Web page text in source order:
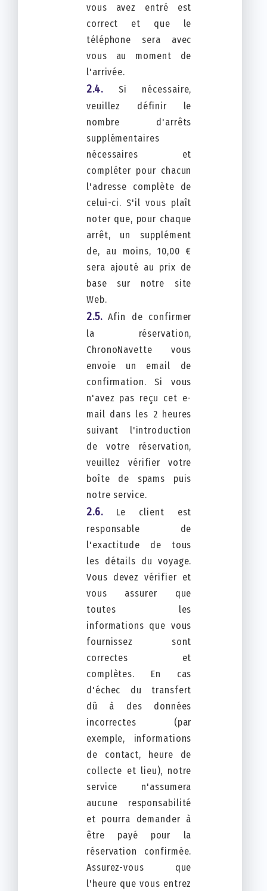
vous avez entré est
correct et que le
téléphone sera avec
vous au moment de
l'arrivée.
Si nécessaire,
veuillez définir le
nombre d'arrêts
supplémentaires
nécessaires et
compléter pour chacun
l'adresse complète de
celui-ci. S'il vous plaît
noter que, pour chaque
arrêt, un supplément
de, au moins, 10,00 €
sera ajouté au prix de
base sur notre site
Web.
Afin de confirmer
la réservation,
ChronoNavette vous
envoie un email de
confirmation. Si vous
n'avez pas reçu cet e-
mail dans les 2 heures
suivant l'introduction
de votre réservation,
veuillez vérifier votre
boîte de spams puis
notre service.
Le client est
responsable de
l'exactitude de tous
les détails du voyage.
Vous devez vérifier et
vous assurer que
toutes les
informations que vous
fournissez sont
correctes et
complètes. En cas
d'échec du transfert
dû à des données
incorrectes (par
exemple, informations
de contact, heure de
collecte et lieu), notre
service n'assumera
aucune responsabilité
et pourra demander à
être payé pour la
réservation confirmée.
Assurez-vous que
l'heure que vous entrez